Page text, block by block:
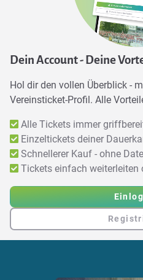
Dein Account - Deine
Hol dir den vollen Überblick -
Vereinsticket-Profil. Alle
Alle Tickets immer
Einzeltickets deiner
Schnellerer Kauf - ohne
Tickets einfach weiterleiten